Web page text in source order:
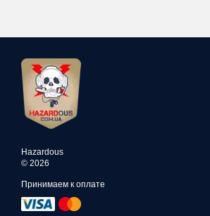
Hazardous
© 2026
Принимаем к оплате